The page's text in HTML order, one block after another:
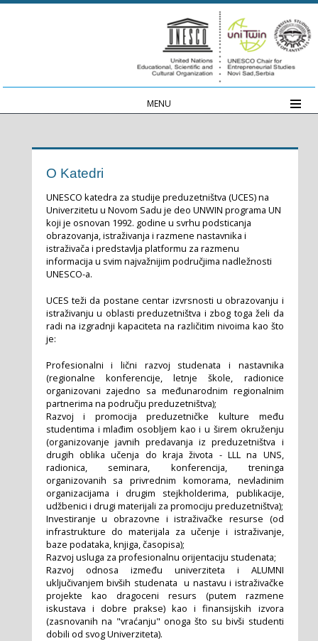
MENU
O Katedri
UNESCO katedra za studije preduzetništva (UCES) na
Univerzitetu u Novom Sadu je deo UNWIN programa UN
koji je osnovan 1992. godine u svrhu podsticanja
obrazovanja, istraživanja i razmene nastavnika i
istraživača i predstavlja platformu za razmenu
informacija u svim najvažnijim područjima nadležnosti
UNESCO-a.
UCES teži da postane centar izvrsnosti u obrazovanju i
istraživanju u oblasti preduzetništva i zbog toga želi da
radi na izgradnji kapaciteta na različitim nivoima kao što
je:
Profesionalni i lični razvoj studenata i nastavnika
(regionalne konferencije, letnje škole, radionice
organizovani zajedno sa međunarodnim regionalnim
partnerima na području preduzetništva);
Razvoj i promocija preduzetničke kulture među
studentima i mlađim osobljem kao i u širem okruženju
(organizovanje javnih predavanja iz preduzetništva i
drugih oblika učenja do kraja života - LLL na UNS,
radionica, seminara, konferencija, treninga
organizovanih sa privrednim komorama, nevladinim
organizacijama i drugim stejkholderima, publikacije,
udžbenici i drugi materijali za promociju preduzetništva);
Investiranje u obrazovne i istraživačke resurse (od
infrastrukture do materijala za učenje i istraživanje,
baze podataka, knjiga, časopisa);
Razvoj usluga za profesionalnu orijentaciju studenata;
Razvoj odnosa između univerziteta i ALUMNI
uključivanjem bivših studenata u nastavu i istraživačke
projekte kao dragoceni resurs (putem razmene
iskustava i dobre prakse) kao i finansijskih izvora
(zasnovanih na "vraćanju" onoga što su bivši studenti
dobili od svog Univerziteta).